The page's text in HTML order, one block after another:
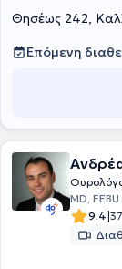
Θησέως 242,
Επόμενη
MD, FEBU
9.4|